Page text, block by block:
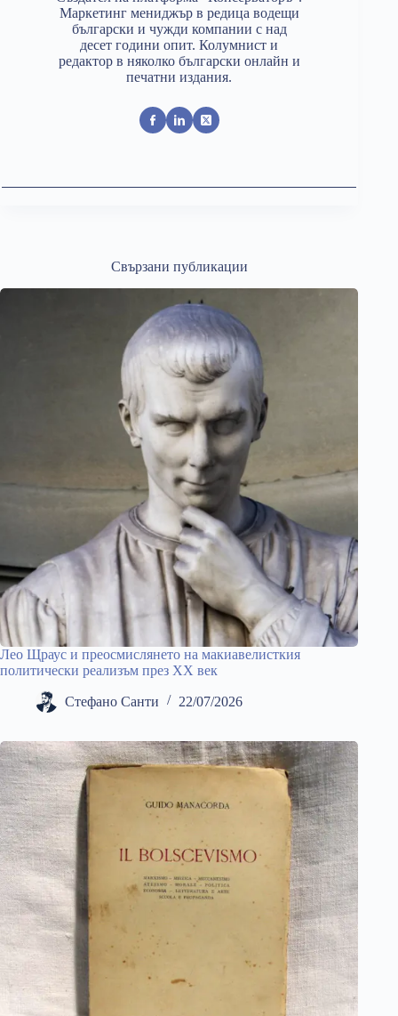
Маркетинг мениджър в редица водещи
български и чужди компании с над
десет години опит. Колумнист и
редактор в няколко български онлайн и
печатни издания.
Свързани публикации
Лео Щраус и преосмислянето на макиавелисткия
политически реализъм през ХХ век
Стефано Санти 22/07/2026